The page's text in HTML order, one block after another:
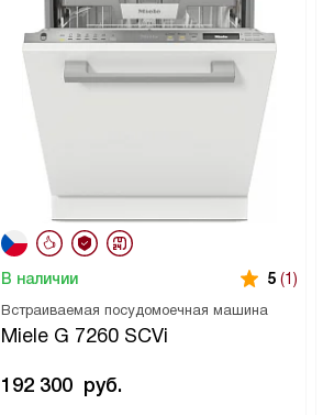
Встраиваемая посудомоечная машина
Miele G 7260 SCVi
В наличии 5 (1)
192 300 руб.